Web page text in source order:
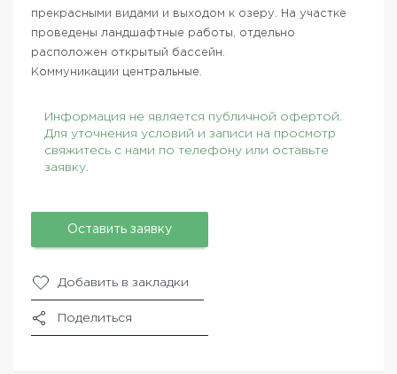
прекрасными видами и выходом к озеру. На участке
проведены ландшафтные работы, отдельно
расположен открытый бассейн.
Коммуникации центральные.
Информация не является публичной офертой.
Для уточнения условий и записи на просмотр
свяжитесь с нами по телефону или оставьте
заявку.
Оставить заявку
Добавить в закладки
Поделиться